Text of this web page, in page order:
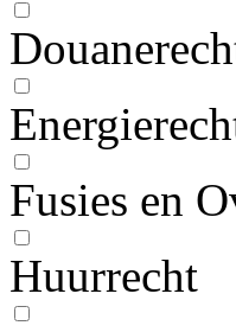
Fusies en
Huurrecht